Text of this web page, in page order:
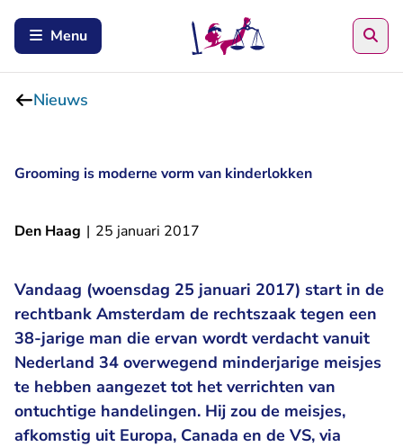
Menu
Nieuws
Grooming is moderne vorm van kinderlokken
Den Haag | 25 januari 2017
Vandaag (woensdag 25 januari 2017) start in de
rechtbank Amsterdam de rechtszaak tegen een
38-jarige man die ervan wordt verdacht vanuit
Nederland 34 overwegend minderjarige meisjes
te hebben aangezet tot het verrichten van
ontuchtige handelingen. Hij zou de meisjes,
afkomstig uit Europa, Canada en de VS, via